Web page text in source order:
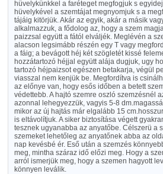
hüvelykünkkel a faréteget megfogjuk s
hüvelykével a szemtájat megnyomjuk s a
tájáig kitörjük. Akár az egyik, akár a másik
alkalmazzuk, a fődolog az, hogy a szem
paizzsal együtt a fától elváljék. Meglévén a
alacson legsimább részén egy T vagy
a fáig; a bevágott héj két szögletét kissé
hozzátartozó héjjal együtt alája dugjuk, ugy
tartozó héjpaizsot egészen betakarja, végül
viasszal nem kenjük be. Megfordítva is
az előnye van, hogy esős időben a betett
védettebb. A hajtó szemre oszló szemzésnél
azonnal lehegyezzük, vagyis 5-8
mikor az új hajtás már elgalább 15
is eltávolítjuk. A siker biztosítása végett
tesznek ugyanabba az anyatőbe. Célszerü a
szemeket lehetőleg az anyatőnek abba az
nap kevésbé ér. Eső után a szemzés
meg, mintha száraz idő előzi meg. Hogy a
arról ismerjük meg, hogy a szemen hagyott
könnyen leválik.